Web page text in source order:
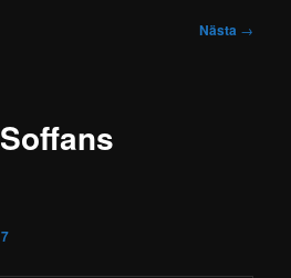
Nästa →